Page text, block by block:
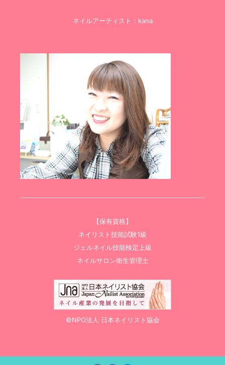
ネイルアーティスト：kana
【保有資格】
ネイリスト技能試験1級
ジェルネイル技能検定上級
ネイルサロン衛生管理士
©NPO法人 日本ネイリスト協会